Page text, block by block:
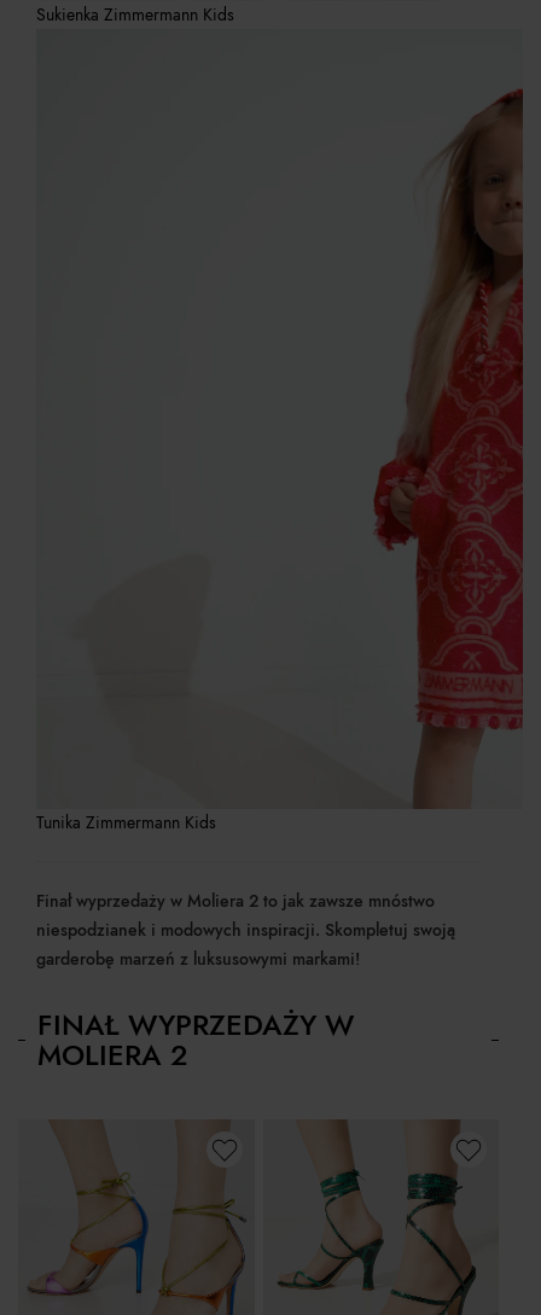
Sukienka Zimmermann Kids
Tunika Zimmermann Kids
Finał wyprzedaży w Moliera 2 to jak zawsze mnóstwo
niespodzianek i modowych inspiracji. Skompletuj swoją
garderobę marzeń z luksusowymi markami!
FINAŁ WYPRZEDAŻY W
MOLIERA 2